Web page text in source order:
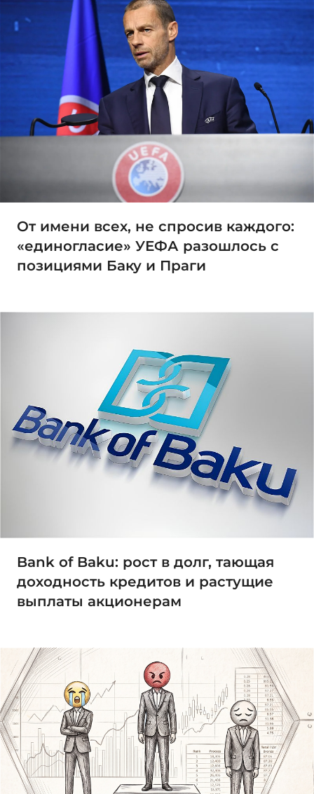
От имени всех, не спросив каждого:
«единогласие» УЕФА разошлось с
позициями Баку и Праги
Bank of Baku: рост в долг, тающая
доходность кредитов и растущие
выплаты акционерам